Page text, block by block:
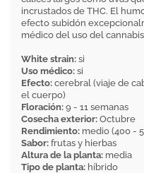
incrustados de THC. El
efecto subidón
médico del uso del
White strain: si
Uso médico: si
Efecto: cerebral (viaje de
el cuerpo)
Floración: 9 - 11 semanas
Cosecha exterior: Octubre
Rendimiento: medio (400 -
Sabor: frutas y hierbas
Altura de la planta: media
Tipo de planta: híbrido